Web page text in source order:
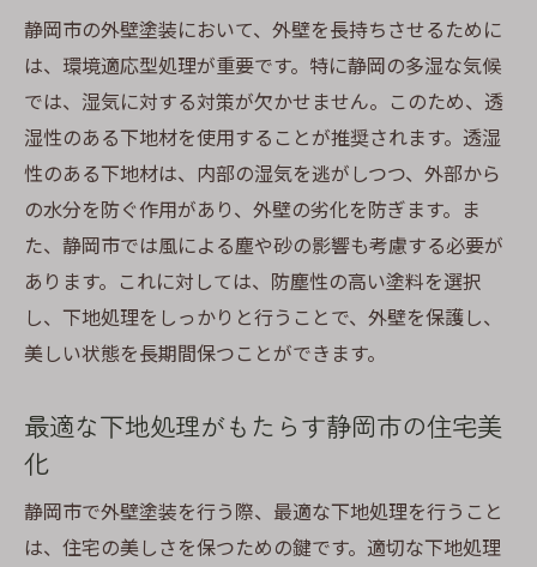
静岡市の外壁塗装において、外壁を長持ちさせるために
は、環境適応型処理が重要です。特に静岡の多湿な気候
では、湿気に対する対策が欠かせません。このため、透
湿性のある下地材を使用することが推奨されます。透湿
性のある下地材は、内部の湿気を逃がしつつ、外部から
の水分を防ぐ作用があり、外壁の劣化を防ぎます。ま
た、静岡市では風による塵や砂の影響も考慮する必要が
あります。これに対しては、防塵性の高い塗料を選択
し、下地処理をしっかりと行うことで、外壁を保護し、
美しい状態を長期間保つことができます。
最適な下地処理がもたらす静岡市の住宅美
化
静岡市で外壁塗装を行う際、最適な下地処理を行うこと
は、住宅の美しさを保つための鍵です。適切な下地処理